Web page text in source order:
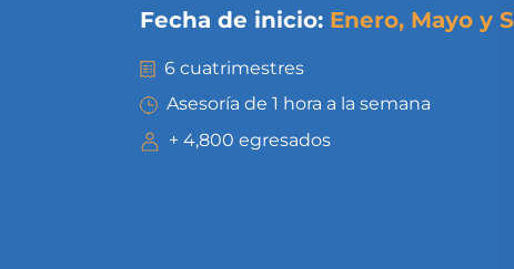
Fecha de inicio: Enero, Mayo y
6 cuatrimestres
Asesoría de 1 hora a la semana
+ 4,800 egresados